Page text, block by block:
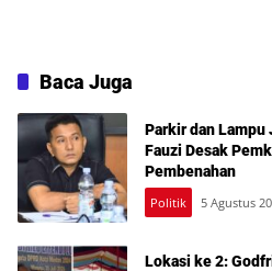
Baca Juga
Parkir dan Lampu
Fauzi Desak
Pembenahan
Politik 5 Agustus
Lokasi ke 2: